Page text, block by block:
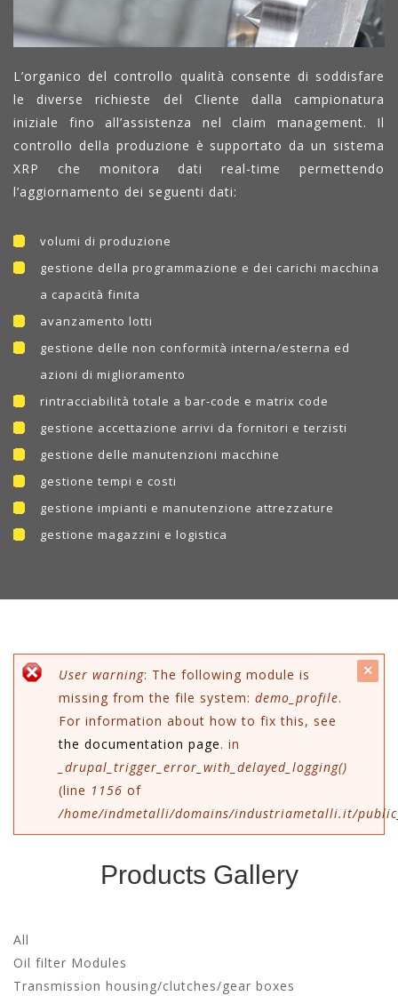
L’organico del controllo qualità consente di soddisfare
le diverse richieste del Cliente dalla campionatura
iniziale fino all’assistenza nel claim management. Il
controllo della produzione è supportato da un sistema
XRP che monitora dati real-time permettendo
l’aggiornamento dei seguenti dati:
volumi di produzione
gestione della programmazione e dei carichi macchina
a capacità finita
avanzamento lotti
gestione delle non conformità interna/esterna ed
azioni di miglioramento
rintracciabilità totale a bar-code e matrix code
gestione accettazione arrivi da fornitori e terzisti
gestione delle manutenzioni macchine
gestione tempi e costi
gestione impianti e manutenzione attrezzature
gestione magazzini e logistica
Messaggio di errore
User warning: The following module is
missing from the file system: demo_profile.
For information about how to fix this, see
the documentation page. in
_drupal_trigger_error_with_delayed_logging()
(line 1156 of
/home/indmetalli/domains/industriametalli.it/
Products Gallery
All
Oil filter Modules
Transmission housing/clutches/gear boxes